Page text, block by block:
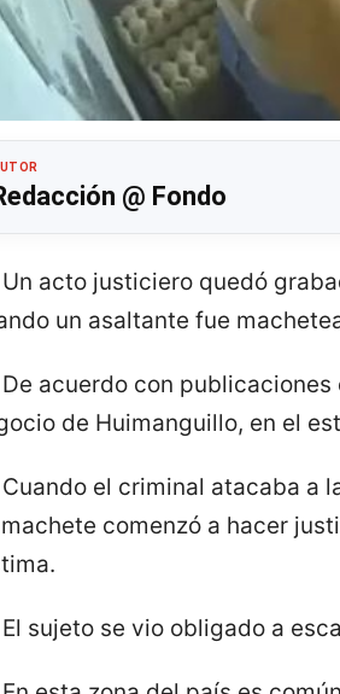
@ Fondo
Un acto justiciero quedó
un asaltante fue
De acuerdo con publicaciones
de Huimanguillo, en el
Cuando el criminal atacaba a
comenzó a hacer
El sujeto se vio obligado a